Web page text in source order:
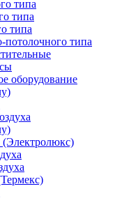
типа
типа
типа
потолочного типа
оборудование
(Электролюкс)